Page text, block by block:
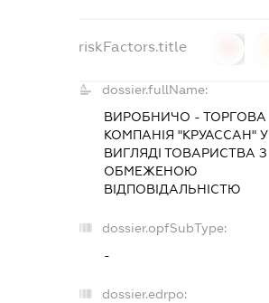
riskFactors.title
dossier.fullName:
ВИРОБНИЧО - ТОРГОВА
КОМПАНІЯ "КРУАССАН" У
ВИГЛЯДІ ТОВАРИСТВА З
ОБМЕЖЕНОЮ
ВІДПОВІДАЛЬНІСТЮ
dossier.opfSubType:
-
dossier.edrpo: